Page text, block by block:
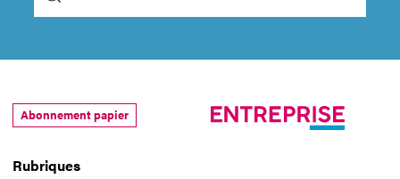
Rubriques
Abonnement papier